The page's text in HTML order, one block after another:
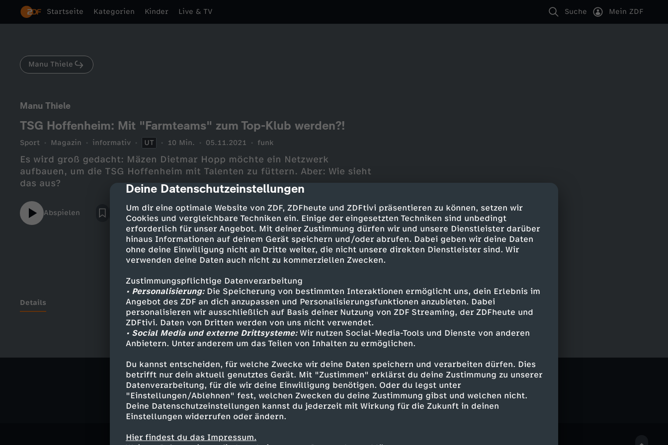
cmp-dialog-description
Deine Datenschutzeinstellungen
Um dir eine optimale Website von ZDF, ZDFheute und ZDFtivi präsentieren zu können, setzen wir
Cookies und vergleichbare Techniken ein. Einige der eingesetzten Techniken sind unbedingt
erforderlich für unser Angebot. Mit deiner Zustimmung dürfen wir und unsere Dienstleister darüber
hinaus Informationen auf deinem Gerät speichern und/oder abrufen. Dabei geben wir deine Daten
ohne deine Einwilligung nicht an Dritte weiter, die nicht unsere direkten Dienstleister sind. Wir
verwenden deine Daten auch nicht zu kommerziellen Zwecken.
Zustimmungspflichtige Datenverarbeitung
• Personalisierung:Die Speicherung von bestimmten Interaktionen ermöglicht uns, dein Erlebnis im
Angebot des ZDF an dich anzupassen und Personalisierungsfunktionen anzubieten. Dabei
personalisieren wir ausschließlich auf Basis deiner Nutzung von ZDF Streaming, der ZDFheute und
ZDFtivi. Daten von Dritten werden von uns nicht verwendet.
• Social Media und externe Drittsysteme:Wir nutzen Social-Media-Tools und Dienste von anderen
Anbietern. Unter anderem um das Teilen von Inhalten zu ermöglichen.
Du kannst entscheiden, für welche Zwecke wir deine Daten speichern und verarbeiten dürfen. Dies
betrifft nur dein aktuell genutztes Gerät. Mit "Zustimmen" erklärst du deine Zustimmung zu unserer
Datenverarbeitung, für die wir deine Einwilligung benötigen. Oder du legst unter
"Einstellungen/Ablehnen" fest, welchen Zwecken du deine Zustimmung gibst und welchen nicht.
Deine Datenschutzeinstellungen kannst du jederzeit mit Wirkung für die Zukunft in deinen
Einstellungen widerrufen oder ändern.
Hier findest du das Impressum.
Startseite Kategorien Kinder Live & TV Suche Mein ZDF
Manu Thiele
Manu Thiele
TSG Hoffenheim: Mit "Farmteams" zum Top-Klub werden?!
Sport Magazin informativ UT 10 Min. 05.11.2021 funk
Es wird groß gedacht: Mäzen Dietmar Hopp möchte ein Netzwerk
aufbauen, um die TSG Hoffenheim mit Talenten zu füttern. Aber: Wie sieht
das aus?
Abspielen
Details
Ähnliche Inhalte entdecken
Sport Magazin informativ Untertitel Manu Thiele